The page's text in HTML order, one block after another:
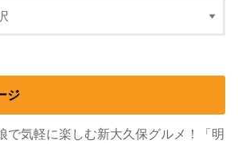
ジ
で気軽に楽しむ新大久保グルメ！「明